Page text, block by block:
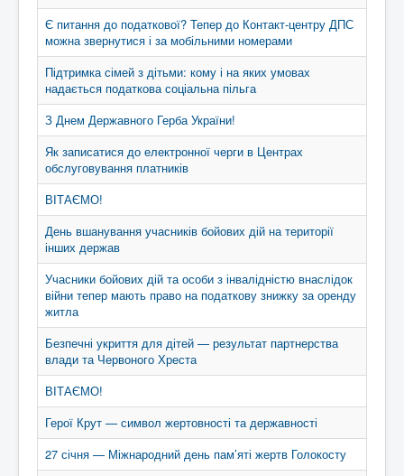
Є питання до податкової? Тепер до Контакт-центру ДПС
можна звернутися і за мобільними номерами
Підтримка сімей з дітьми: кому і на яких умовах
надається податкова соціальна пільга
З Днем Державного Герба України!
Як записатися до електронної черги в Центрах
обслуговування платників
ВІТАЄМО!
День вшанування учасників бойових дій на території
інших держав
Учасники бойових дій та особи з інвалідністю внаслідок
війни тепер мають право на податкову знижку за оренду
житла
Безпечні укриття для дітей — результат партнерства
влади та Червоного Хреста
ВІТАЄМО!
Герої Крут — символ жертовності та державності
27 січня — Міжнародний день пам’яті жертв Голокосту